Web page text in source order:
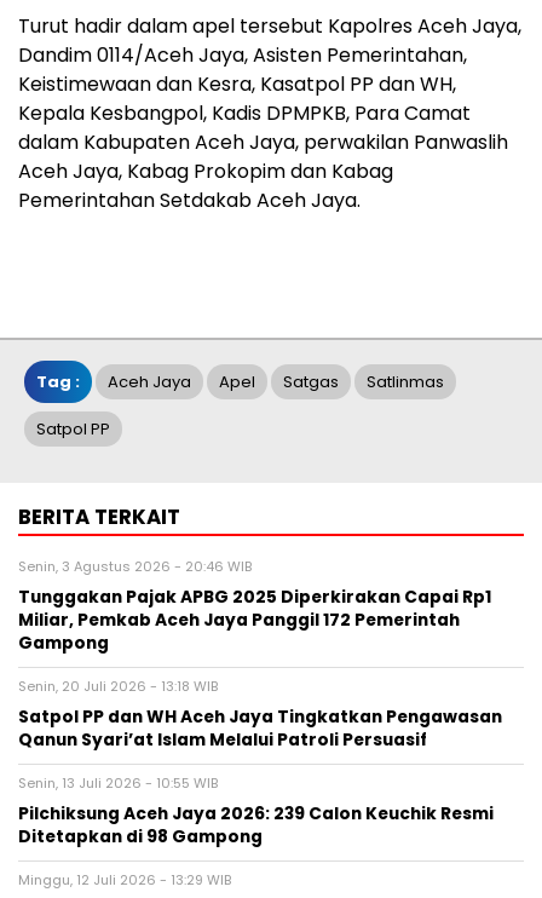
Turut hadir dalam apel tersebut Kapolres Aceh Jaya,
Dandim 0114/Aceh Jaya, Asisten Pemerintahan,
Keistimewaan dan Kesra, Kasatpol PP dan WH,
Kepala Kesbangpol, Kadis DPMPKB, Para Camat
dalam Kabupaten Aceh Jaya, perwakilan Panwaslih
Aceh Jaya, Kabag Prokopim dan Kabag
Pemerintahan Setdakab Aceh Jaya.
Tag : Aceh Jaya Apel Satgas Satlinmas
Satpol PP
BERITA TERKAIT
Senin, 3 Agustus 2026 - 20:46 WIB
Tunggakan Pajak APBG 2025 Diperkirakan Capai Rp1
Miliar, Pemkab Aceh Jaya Panggil 172 Pemerintah
Gampong
Senin, 20 Juli 2026 - 13:18 WIB
Satpol PP dan WH Aceh Jaya Tingkatkan Pengawasan
Qanun Syari’at Islam Melalui Patroli Persuasif
Senin, 13 Juli 2026 - 10:55 WIB
Pilchiksung Aceh Jaya 2026: 239 Calon Keuchik Resmi
Ditetapkan di 98 Gampong
Minggu, 12 Juli 2026 - 13:29 WIB